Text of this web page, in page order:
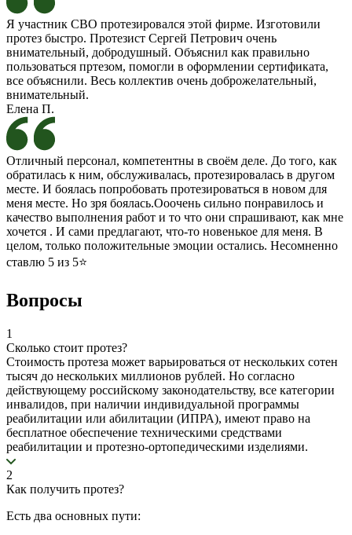
Я участник СВО протезировался этой фирме. Изготовили
протез быстро. Протезист Сергей Петрович очень
внимательный, добродушный. Объяснил как правильно
пользоваться пртезом, помогли в оформлении сертификата,
все объяснили. Весь коллектив очень доброжелательный,
внимательный.
Елена П.
Отличный персонал, компетентны в своём деле. До того, как
обратилась к ним, обслуживалась, протезировалась в другом
месте. И боялась попробовать протезироваться в новом для
меня месте. Но зря боялась.Ооочень сильно понравилось и
качество выполнения работ и то что они спрашивают, как мне
хочется . И сами предлагают, что-то новенькое для меня. В
целом, только положительные эмоции остались. Несомненно
ставлю 5 из 5⭐
Вопросы
1
Сколько стоит протез?
Стоимость протеза может варьироваться от нескольких сотен
тысяч до нескольких миллионов рублей. Но согласно
действующему российскому законодательству, все категории
инвалидов, при наличии индивидуальной программы
реабилитации или абилитации (ИПРА), имеют право на
бесплатное обеспечение техническими средствами
реабилитации и протезно-ортопедическими изделиями.
2
Как получить протез?
Есть два основных пути: